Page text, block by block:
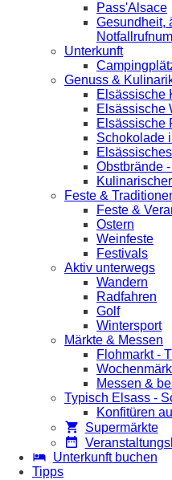
Pass'Alsace
Gesundheit,
Unterkunft
Genuss &
Elsässische
Elsässische
Elsässische
Schokolade
Obstbrände
Feste &
Feste &
Ostern
Weinfeste
Festivals
Aktiv unterwegs
Wandern
Radfahren
Golf
Wintersport
Märkte & Messen
Flohmarkt -
Messen &
Typisch Elsass -
Konfitüren
Supermärkte
Unterkunft buchen
Tipps